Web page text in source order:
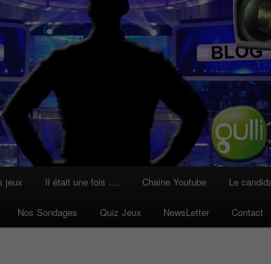
jeux Il était une fois …. Chaine Youtube Le
Nos Sondages Quiz Jeux NewsLetter Contact